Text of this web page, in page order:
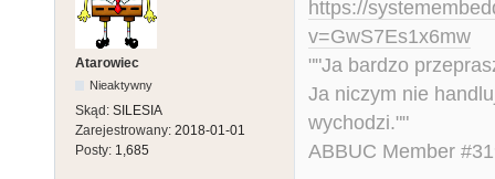
Atarowiec
Nieaktywny
Skąd: SILESIA
Zarejestrowany: 2018-01-01
Posty: 1,685
https://
v=GwS7Es1x6mw
""Ja bardzo
Ja niczym nie
wychodzi.""
ABBUC Member